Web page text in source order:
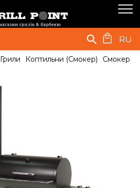
RU
Грили Коптильни (Смокер) Смокер